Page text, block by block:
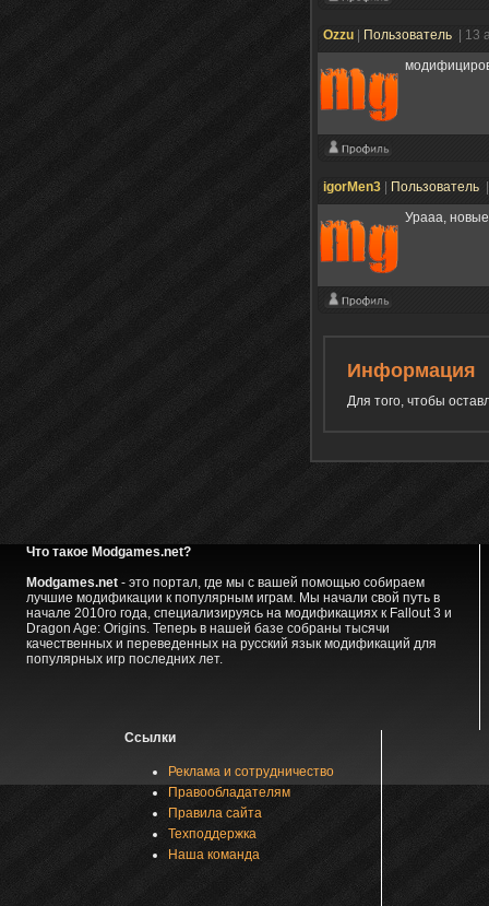
Ozzu Пользователь
| 13
igorMen3 Пользователь
Урааа,
Информация
Для того, чтобы
Что такое Modgames.net?
Modgames.net- это портал, где мы с вашей помощью собираем
лучшие модификации к популярным играм. Мы начали свой путь в
начале 2010го года, специализируясь на модификациях к Fallout 3 и
Dragon Age: Origins. Теперь в нашей базе собраны тысячи
качественных и переведенных на русский язык модификаций для
популярных игр последних лет.
Ссылки
Реклама и сотрудничество
Правообладателям
Правила сайта
Техподдержка
Наша команда